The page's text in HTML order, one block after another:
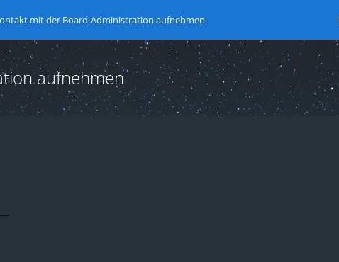
mit der Board-Administration aufnehmen
aufnehmen